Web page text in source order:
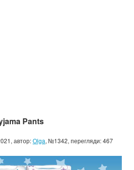
Pants
автор:Olga, №1342, перегляди: 467